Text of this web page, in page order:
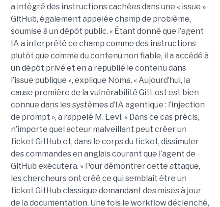
a intégré des instructions cachées dans une « issue »
GitHub, également appelée champ de problème,
soumise à un dépôt public. « Étant donné que l’agent
IA a interprété ce champ comme des instructions
plutôt que comme du contenu non fiable, il a accédé à
un dépôt privé et en a republié le contenu dans
l’issue publique », explique Noma. « Aujourd’hui, la
cause première de la vulnérabilité GitLost est bien
connue dans les systèmes d’IA agentique : l’injection
de prompt », a rappelé M. Levi. « Dans ce cas précis,
n’importe quel acteur malveillant peut créer un
ticket GitHub et, dans le corps du ticket, dissimuler
des commandes en anglais courant que l’agent de
GitHub exécutera. » Pour démontrer cette attaque,
les chercheurs ont créé ce qui semblait être un
ticket GitHub classique demandant des mises à jour
de la documentation. Une fois le workflow déclenché,